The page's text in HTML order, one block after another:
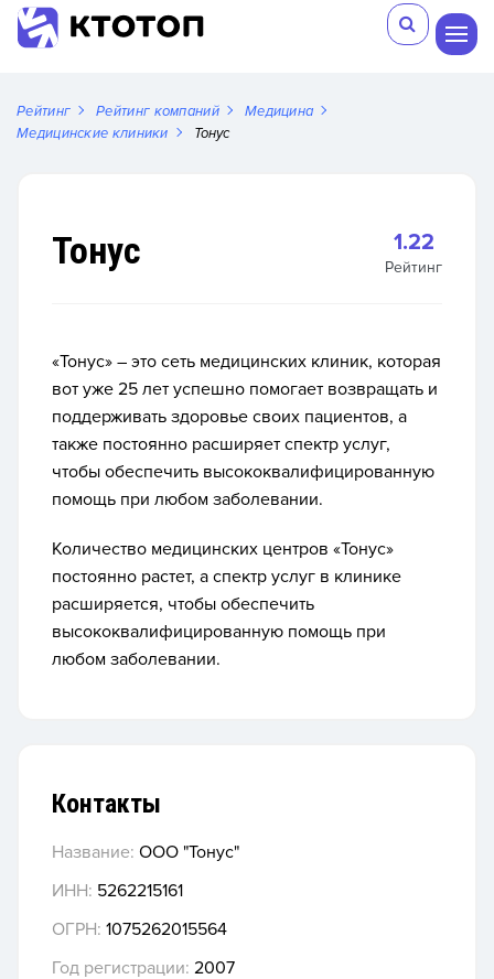
Рейтинг Рейтинг компаний
Медицина
Медицинские клиники
Тонус
Тонус 1.22
Рейтинг
«Тонус» – это сеть медицинских клиник, которая
вот уже 25 лет успешно помогает возвращать и
поддерживать здоровье своих пациентов, а
также постоянно расширяет спектр услуг,
чтобы обеспечить высококвалифицированную
помощь при любом заболевании.
Количество медицинских центров «Тонус»
постоянно растет, а спектр услуг в клинике
расширяется, чтобы обеспечить
высококвалифицированную помощь при
любом заболевании.
Контакты
Название: ООО "Тонус"
ИНН: 5262215161
ОГРН: 1075262015564
Год регистрации: 2007